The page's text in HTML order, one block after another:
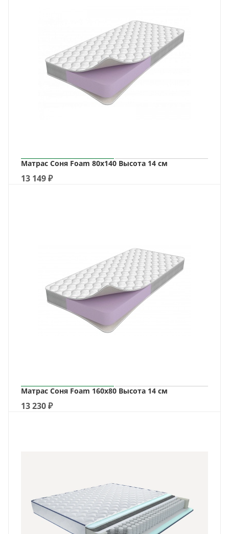
Матрас Соня Foam 80х140 Высота 14 см
13 149₽
Матрас Соня Foam 160х80 Высота 14 см
13 230₽